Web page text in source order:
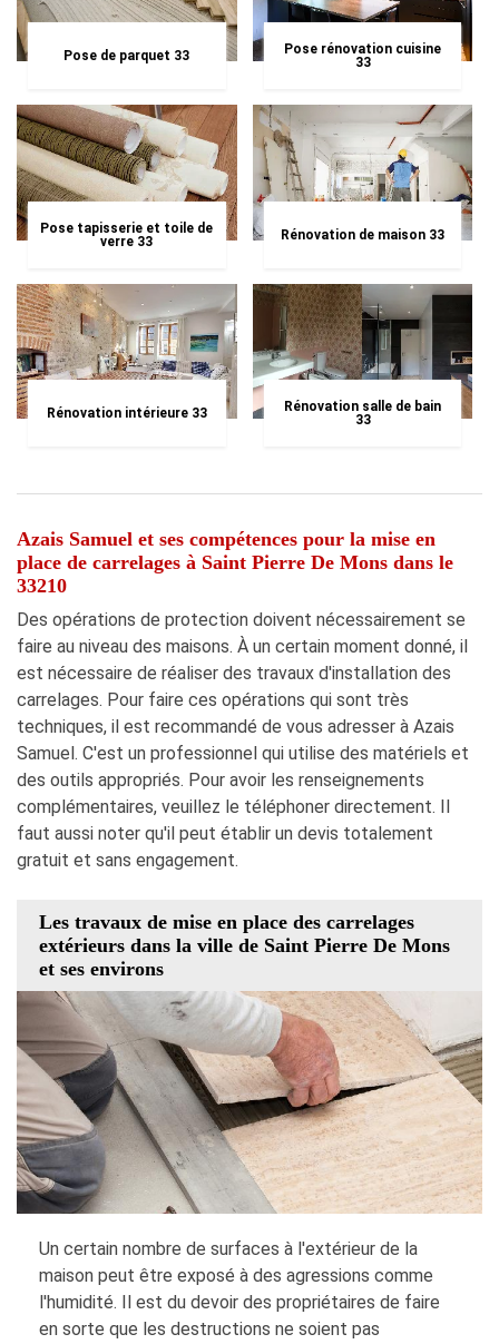
Pose de parquet 33
Pose rénovation cuisine
33
Pose tapisserie et toile de
verre 33
Rénovation de maison 33
Rénovation intérieure 33
Rénovation salle de bain
33
Azais Samuel et ses compétences pour la mise en
place de carrelages à Saint Pierre De Mons dans le
33210
Des opérations de protection doivent nécessairement se
faire au niveau des maisons. À un certain moment donné, il
est nécessaire de réaliser des travaux d'installation des
carrelages. Pour faire ces opérations qui sont très
techniques, il est recommandé de vous adresser à Azais
Samuel. C'est un professionnel qui utilise des matériels et
des outils appropriés. Pour avoir les renseignements
complémentaires, veuillez le téléphoner directement. Il
faut aussi noter qu'il peut établir un devis totalement
gratuit et sans engagement.
Les travaux de mise en place des carrelages
extérieurs dans la ville de Saint Pierre De Mons
et ses environs
Un certain nombre de surfaces à l'extérieur de la
maison peut être exposé à des agressions comme
l'humidité. Il est du devoir des propriétaires de faire
en sorte que les destructions ne soient pas